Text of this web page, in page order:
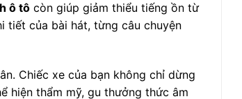
ô tô còn giúp giảm thiểu tiếng ồn từ
tiết của bài hát, từng câu chuyện
Chiếc xe của bạn không chỉ dừng
hiện thẩm mỹ, gu thưởng thức âm